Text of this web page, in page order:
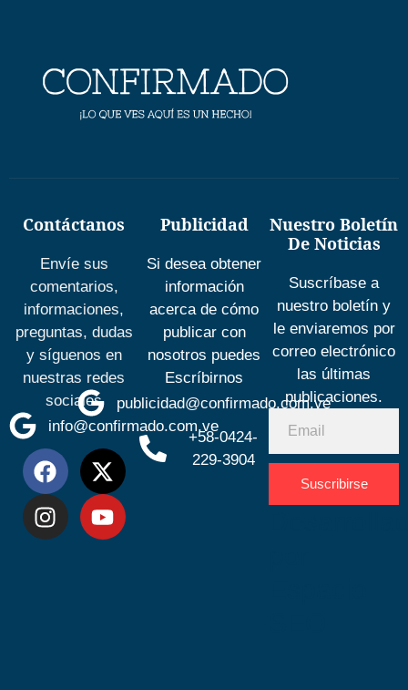
Contáctanos
Envíe sus
comentarios,
informaciones,
preguntas, dudas
y síguenos en
nuestras redes
sociales
info@confirmado.com.ve
Publicidad
Si desea obtener
información
acerca de cómo
publicar con
nosotros puedes
Escríbirnos
publicidad@confirmado.com.ve
+58-0424-
229-3904
Nuestro Boletín
De Noticias
Suscríbase a
nuestro boletín y
le enviaremos por
correo electrónico
las últimas
publicaciones.
Suscribirse